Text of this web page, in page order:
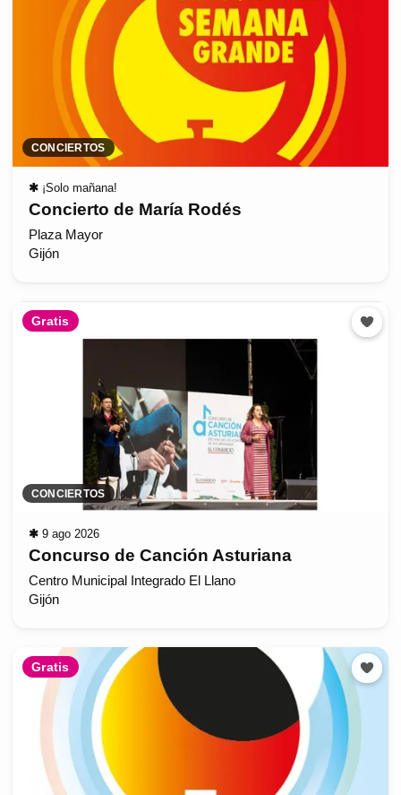
CONCIERTOS
✱ ¡Solo mañana!
Concierto de María Rodés
Plaza Mayor
Gijón
Gratis
CONCIERTOS
✱ 9 ago 2026
Concurso de Canción Asturiana
Centro Municipal Integrado El Llano
Gijón
Gratis